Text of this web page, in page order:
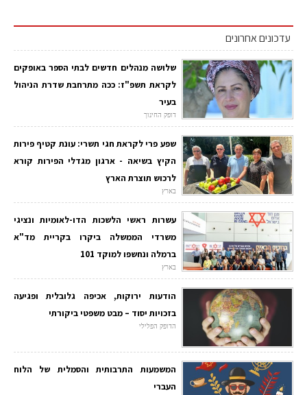
עדכונים אחרונים
שלושה מנהלים חדשים לבתי הספר באופקים
לקראת תשפ"ז: ככה מתרחבת שדרת הניהול
בעיר
דופק החינוך
שפע פרי לקראת חגי תשרי: עונת קטיף פירות
הקיץ בשיאה - ארגון מגדלי הפירות קורא
לרכוש תוצרת הארץ
בארץ
עשרות ראשי הלשכות הדו-לאומיות ונציגי
משרדי הממשלה ביקרו בקריית מד"א
ברמלה ונחשפו למוקד 101
בארץ
הודעות ירוקות, אכיפה גלובלית ופגיעה
בזכויות יסוד – מבט משפטי ביקורתי
הדופק הפלילי
המשמעות התרבותית והסמלית של הלוח
העברי